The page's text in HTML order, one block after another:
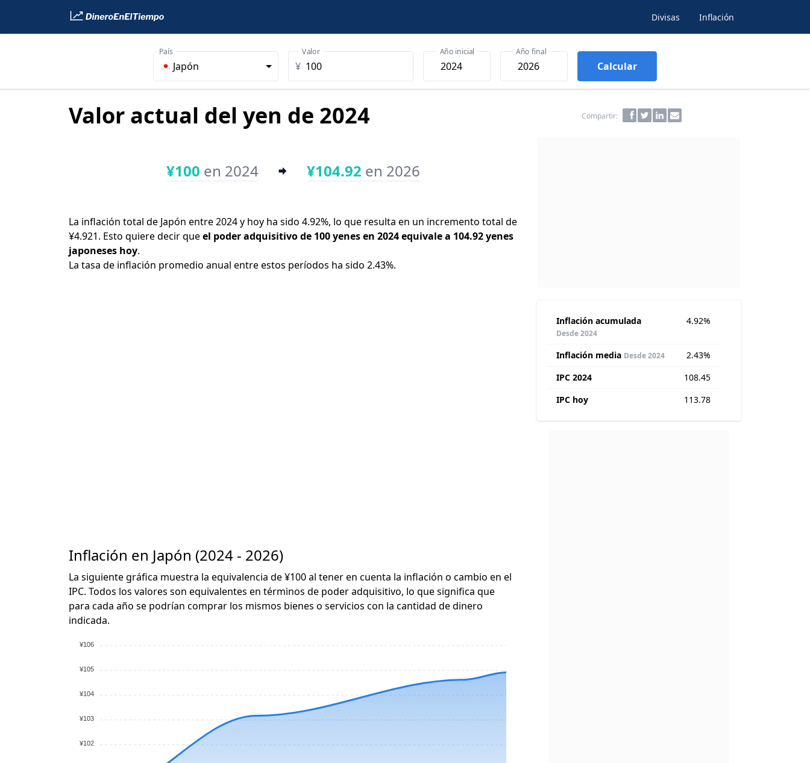
Divisas Inflación
Japón
País
¥
Valor Año inicial Año final
Calcular
Valor actual del yen de 2024 Compartir:
¥100 en 2024 ¥104.92 en 2026
La inflación total de Japón entre 2024 y hoy ha sido 4.92%, lo que resulta en un incremento total de
¥4.921. Esto quiere decir queel poder adquisitivo de 100 yenes en 2024 equivale a 104.92 yenes
japoneses hoy.
La tasa de inflación promedio anual entre estos períodos ha sido 2.43%.
Inflación en Japón (2024 - 2026)
La siguiente gráfica muestra la equivalencia de ¥100 al tener en cuenta la inflación o cambio en el
IPC. Todos los valores son equivalentes en términos de poder adquisitivo, lo que significa que
para cada año se podrían comprar los mismos bienes o servicios con la cantidad de dinero
indicada.
¥106
¥105
¥104
¥103
¥102
Inflación acumulada
Desde 2024
4.92%
Inflación media Desde 2024
2.43%
IPC 2024
108.45
IPC hoy
113.78